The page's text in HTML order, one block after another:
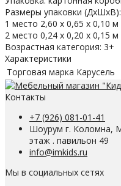
Размеры упаковки (ДхШхВ):
1 место 2,60 х 0,65 х 0,10 м
2 место 0,24 х 0,20 х 0,15 м
Возрастная категория: 3+
Характеристики
Торговая марка Карусель
Контакты
+7 (926) 081-01-41
Шоурум г. Коломна,
этаж . павильон 49
info@imkids.ru
Мы в социальных сетях